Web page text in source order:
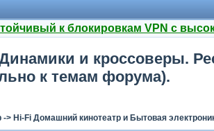
к блокировкам VPN с
и кроссоверы.
к темам форума).
-> Hi-Fi Домашний кинотеатр и Бытовая